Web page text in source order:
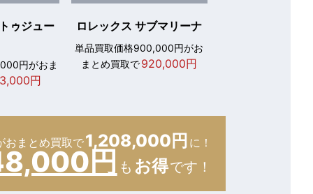
ゥジュー
円がおま
円
ロレックス サブマリーナ
単品買取価格900,000円がお
まとめ買取で920,000円
おまとめ買取で1,208,000円 に！
円 も お得です！